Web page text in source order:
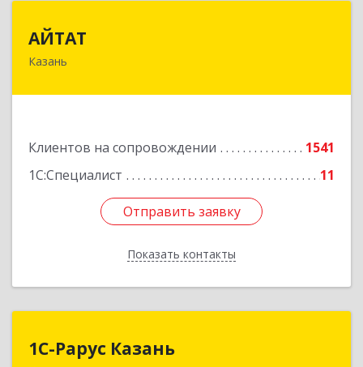
АЙТАТ
Казань
Клиентов на сопровождении
1541
1С:Специалист
11
Отправить заявку
Показать контакты
Подробнее
Отправить заявку
Назад
1С-Рарус Казань